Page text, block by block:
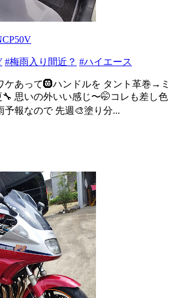
#梅雨入り間近？ #ハイエース
ケあって🛞ハンドルを タント革巻→ミ
思いの外いい感じ〜🤭コレも差し色
予報なので 先週🎨塗り分...